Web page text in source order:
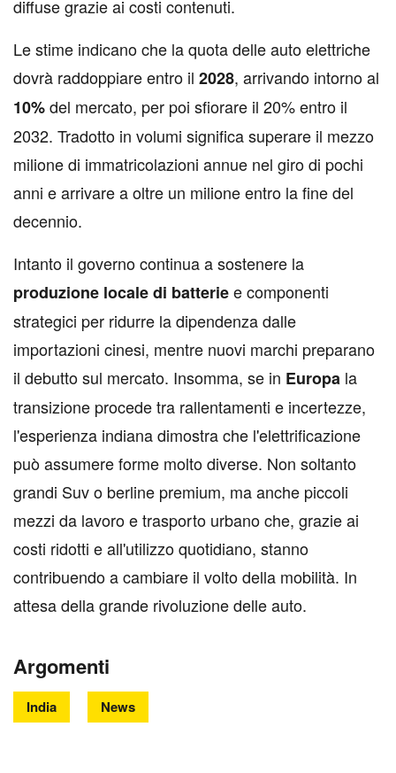
diffuse grazie ai costi contenuti.
Le stime indicano che la quota delle auto elettriche
dovrà raddoppiare entro il 2028, arrivando intorno al
10%del mercato, per poi sfiorare il 20% entro il
2032. Tradotto in volumi significa superare il mezzo
milione di immatricolazioni annue nel giro di pochi
anni e arrivare a oltre un milione entro la fine del
decennio.
Intanto il governo continua a sostenere la
produzione localedi batteriee componenti
strategici per ridurre la dipendenza dalle
importazioni cinesi, mentre nuovi marchi preparano
il debutto sul mercato. Insomma, se in Europa la
transizione procede tra rallentamenti e incertezze,
l'esperienza indiana dimostra che l'elettrificazione
può assumere forme molto diverse. Non soltanto
grandi Suv o berline premium, ma anche piccoli
mezzi da lavoro e trasporto urbano che, grazie ai
costi ridotti e all'utilizzo quotidiano, stanno
contribuendo a cambiare il volto della mobilità. In
attesa della grande rivoluzione delle auto.
Argomenti
India News